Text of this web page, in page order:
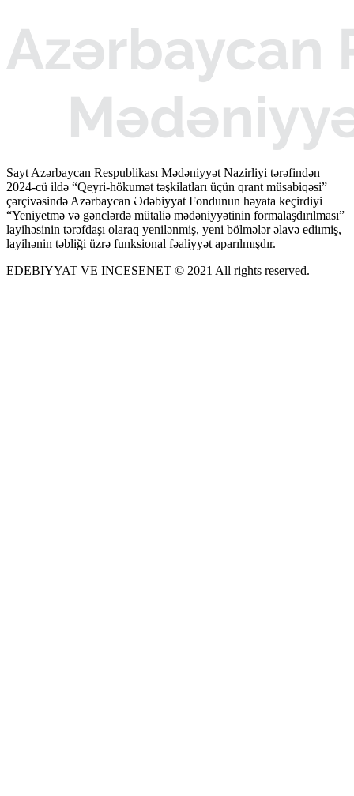
Sayt Azərbaycan Respublikası Mədəniyyət Nazirliyi tərəfindən
2024-cü ildə “Qeyri-hökumət təşkilatları üçün qrant müsabiqəsi”
çərçivəsində Azərbaycan Ədəbiyyat Fondunun həyata keçirdiyi
“Yeniyetmə və gənclərdə mütaliə mədəniyyətinin formalaşdırılması”
layihəsinin tərəfdaşı olaraq yenilənmiş, yeni bölmələr əlavə ediımiş,
layihənin təbliği üzrə funksional fəaliyyət aparılmışdır.
EDEBIYYAT VE INCESENET © 2021 All rights reserved.